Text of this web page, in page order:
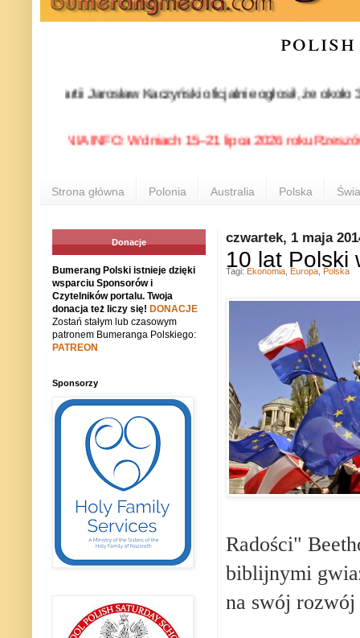
partii Jarosław Kaczyński oficjalnie ogłosił, że około
POLONIA INFO: W dniach 15–21 lipca 2026 roku
Strona główna Polonia Australia Polska
czwartek, 1 maja
10 lat Polski
Radości"
biblijnymi
na swój rozwój
Tagi: Ekonomia Europa Polska
Donacje
Bumerang Polski istnieje dzięki
wsparciu Sponsorów i
Czytelników portalu. Twoja
donacja też liczy się! DONACJE
Zostań stałym lub czasowym
patronem Bumeranga Polskiego:
PATREON
Sponsorzy